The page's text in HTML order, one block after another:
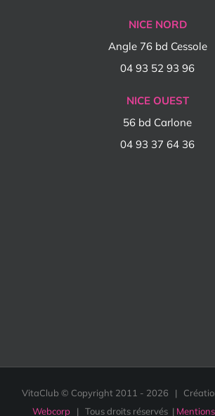
NICE NORD
Angle 76 bd Cessole
04 93 52 93 96
NICE OUEST
56 bd Carlone
04 93 37 64 36
VitaClub © Copyright 2011 - 2026 |
Webcorp | Tous droits réservés |